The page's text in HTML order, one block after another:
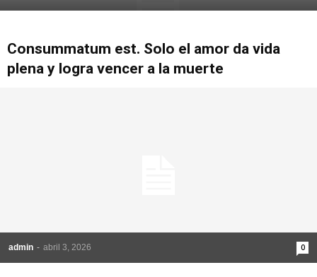
Consummatum est. Solo el amor da vida
plena y logra vencer a la muerte
admin - abril 3, 2026 0